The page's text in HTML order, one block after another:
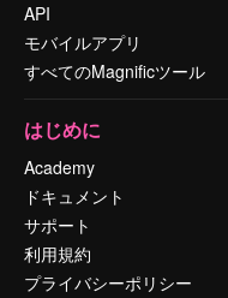
API
モバイルアプリ
すべてのMagnificツール
はじめに
Academy
ドキュメント
サポート
利用規約
プライバシーポリシー